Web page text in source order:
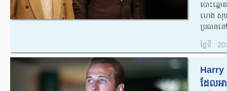
បោះឆ្នោ
ហេង​ សុឃ
ប្រធាន​ន
ថ្ងៃទី :
Harry
ដែល​អ